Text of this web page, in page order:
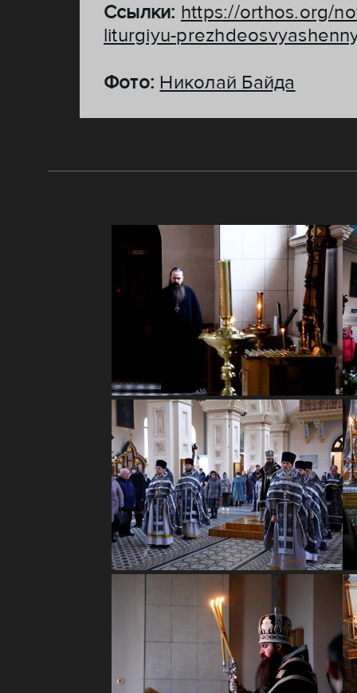
Ссылки: https://orthos.org/
liturgiyu-
Фото: Николай Байда